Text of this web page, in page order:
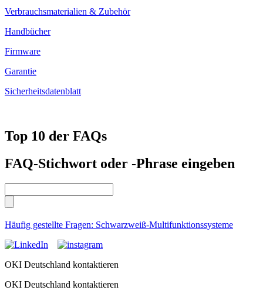
Verbrauchsmaterialien & Zubehör
Handbücher
Firmware
Garantie
Sicherheitsdatenblatt
Top 10 der FAQs
FAQ-Stichwort oder -Phrase eingeben
Häufig gestellte Fragen: Schwarzweiß-Multifunktionssysteme
OKI Deutschland kontaktieren
OKI Deutschland kontaktieren